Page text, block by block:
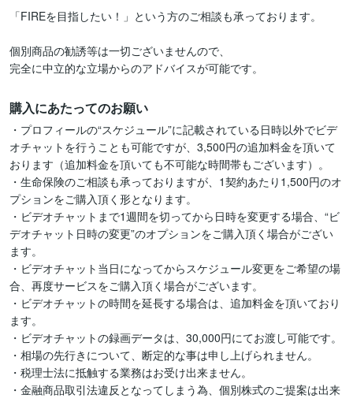
「FIREを目指したい！」という方のご相談も承っております。
個別商品の勧誘等は一切ございませんので、
完全に中立的な立場からのアドバイスが可能です。
購入にあたってのお願い
・プロフィールの“スケジュール”に記載されている日時以外でビデ
オチャットを行うことも可能ですが、3,500円の追加料金を頂いて
おります（追加料金を頂いても不可能な時間帯もございます）。
・生命保険のご相談も承っておりますが、1契約あたり1,500円のオ
プションをご購入頂く形となります。
・ビデオチャットまで1週間を切ってから日時を変更する場合、“ビ
デオチャット日時の変更”のオプションをご購入頂く場合がござい
ます。
・ビデオチャット当日になってからスケジュール変更をご希望の場
合、再度サービスをご購入頂く場合がございます。
・ビデオチャットの時間を延長する場合は、追加料金を頂いており
ます。
・ビデオチャットの録画データは、30,000円にてお渡し可能です。
・相場の先行きについて、断定的な事は申し上げられません。
・税理士法に抵触する業務はお受け出来ません。
・金融商品取引法違反となってしまう為、個別株式のご提案は出来